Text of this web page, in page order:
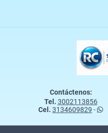
Contáctenos:
Tel. 3002113856
Cel. 3134609829 -